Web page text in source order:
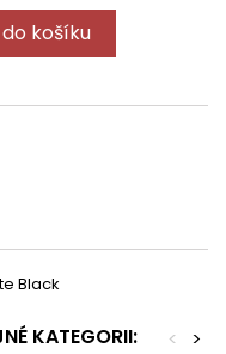
košíku
Black
KATEGORII: >
<